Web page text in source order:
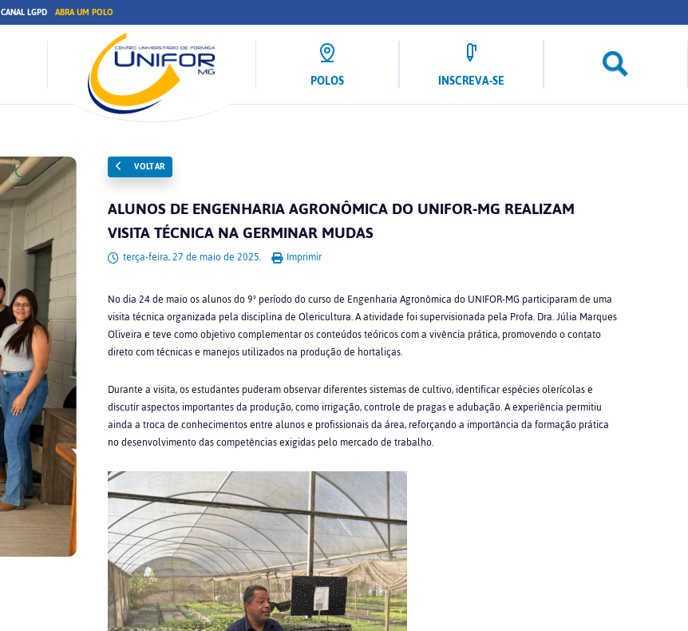
CANAL LGPD ABRA UM POLO
POLOS INSCREVA-SE
VOLTAR
ALUNOS DE ENGENHARIA AGRONÔMICA DO UNIFOR-MG REALIZAM
VISITA TÉCNICA NA GERMINAR MUDAS
terça-feira, 27 de maio de 2025. Imprimir
No dia 24 de maio os alunos do 9º período do curso de Engenharia Agronômica do UNIFOR-MG participaram de uma
visita técnica organizada pela disciplina de Olericultura. A atividade foi supervisionada pela Profa. Dra. Júlia Marques
Oliveira e teve como objetivo complementar os conteúdos teóricos com a vivência prática, promovendo o contato
direto com técnicas e manejos utilizados na produção de hortaliças.
Durante a visita, os estudantes puderam observar diferentes sistemas de cultivo, identificar espécies olerícolas e
discutir aspectos importantes da produção, como irrigação, controle de pragas e adubação. A experiência permitiu
ainda a troca de conhecimentos entre alunos e profissionais da área, reforçando a importância da formação prática
no desenvolvimento das competências exigidas pelo mercado de trabalho.